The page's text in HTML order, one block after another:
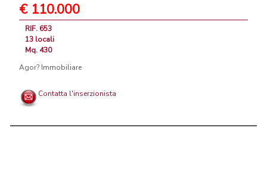
€ 110.000
RIF. 653
13 locali
Mq. 430
Agor? Immobiliare
Contatta l'inserzionista